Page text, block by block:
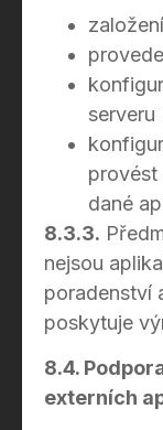
serveru
provést
dané
8.3.3.
nejsou
poradenství
poskytuje
8.4.
externích